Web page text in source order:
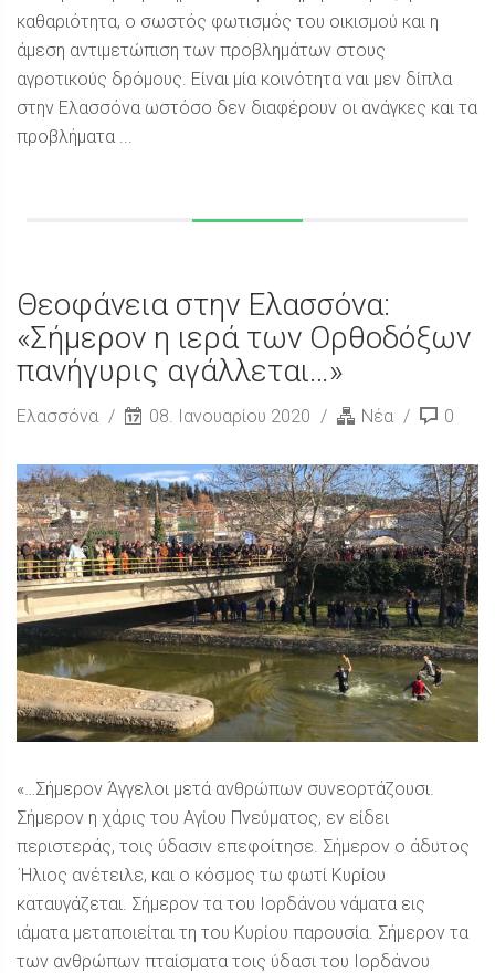
καθαριότητα, ο σωστός φωτισμός του οικισμού και η
άμεση αντιμετώπιση των προβλημάτων στους
αγροτικούς δρόμους. Είναι μία κοινότητα ναι μεν δίπλα
στην Ελασσόνα ωστόσο δεν διαφέρουν οι ανάγκες και τα
προβλήματα ...
Θεοφάνεια στην Ελασσόνα:
«Σήμερον η ιερά των Ορθοδόξων
πανήγυρις αγάλλεται…»
Ελασσόνα 08. Ιανουαρίου 2020 Νέα 0
«…Σήμερον Άγγελοι μετά ανθρώπων συνεορτάζουσι.
Σήμερον η χάρις του Αγίου Πνεύματος, εν είδει
περιστεράς, τοις ύδασιν επεφοίτησε. Σήμερον ο άδυτος
΄Ηλιος ανέτειλε, και ο κόσμος τω φωτί Κυρίου
καταυγάζεται. Σήμερον τα του Ιορδάνου νάματα εις
ιάματα μεταποιείται τη του Κυρίου παρουσία. Σήμερον τα
των ανθρώπων πταίσματα τοις ύδασι του Ιορδάνου